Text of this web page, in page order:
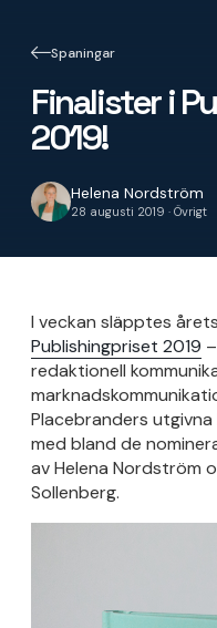
Spaningar
Finalister i
2019!
Helena Nordström
28 augusti 2019 · Övrigt
I veckan släpptes
Publishingpriset 2019
redaktionell
Placebranders
med bland de
av Helena Nordström
Sollenberg.